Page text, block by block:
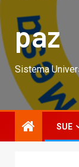
paz
Sistema
SUE